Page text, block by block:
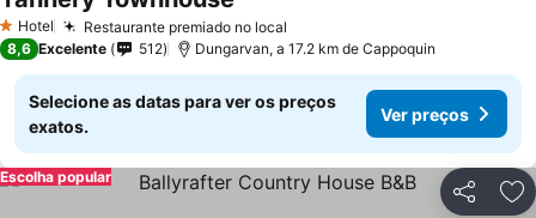
1 Estrelas
Hotel Restaurante premiado no local
8,6 Excelente 512 Dungarvan, a 17.2 km de Cappoquin
Selecione as datas para ver os preços
exatos.
Ver preços
Partilhar
Escolha popular